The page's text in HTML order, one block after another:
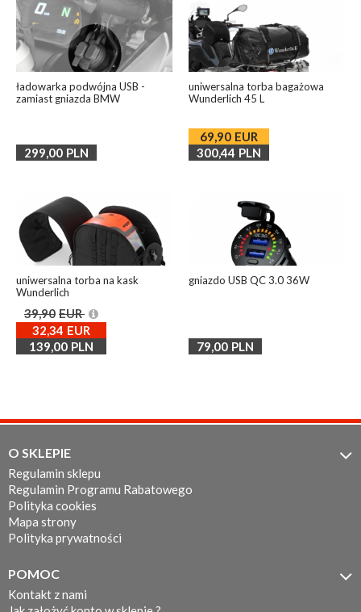
ładowarka podwójna USB -
zamiast gniazda BMW
299,00 PLN
uniwersalna torba bagażowa
Wunderlich 45 L
69,90 EUR
300,44 PLN
uniwersalna torba na kask
Wunderlich
39,90 EUR
32,34 EUR
139,00 PLN
gniazdo USB QC 3.0 36W
79,00 PLN
O SKLEPIE 
Regulamin sklepu
Regulamin Programu Rabatowego
Polityka cookies
Mapa strony
Polityka prywatności
POMOC 
Kontakt z nami